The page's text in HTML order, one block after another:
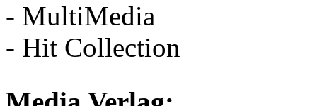
- MultiMedia
- Hit Collection